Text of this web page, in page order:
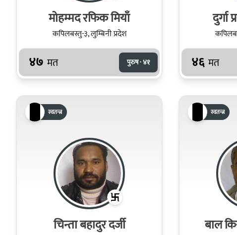
मोहम्मद रफिक मियाँ
कपिलबस्तु-३, लुम्बिनी प्रदेश
४७ मत पुरुष · ४१
दुर्गा
४६ मत
स्वतन्त्र
चिन्ता बहादुर दर्जी
स्वतन्त्र
बाल